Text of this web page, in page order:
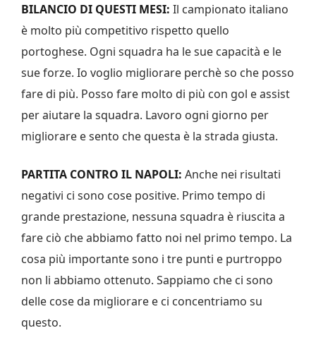
BILANCIO DI QUESTI MESI: Il campionato italiano
è molto più competitivo rispetto quello
portoghese. Ogni squadra ha le sue capacità e le
sue forze. Io voglio migliorare perchè so che posso
fare di più. Posso fare molto di più con gol e assist
per aiutare la squadra. Lavoro ogni giorno per
migliorare e sento che questa è la strada giusta.
PARTITA CONTRO IL NAPOLI: Anche nei risultati
negativi ci sono cose positive. Primo tempo di
grande prestazione, nessuna squadra è riuscita a
fare ciò che abbiamo fatto noi nel primo tempo. La
cosa più importante sono i tre punti e purtroppo
non li abbiamo ottenuto. Sappiamo che ci sono
delle cose da migliorare e ci concentriamo su
questo.